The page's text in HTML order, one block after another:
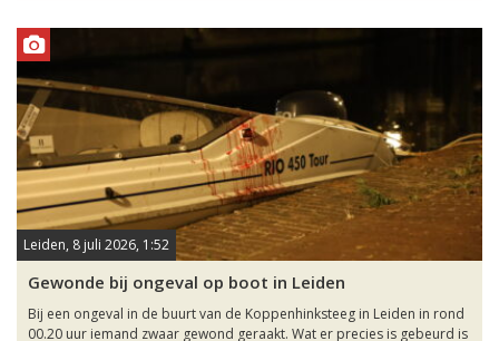
Leiden, 8 juli 2026, 1:52
Gewonde bij ongeval op boot in Leiden
Bij een ongeval in de buurt van de Koppenhinksteeg in Leiden in rond
00.20 uur iemand zwaar gewond geraakt. Wat er precies is gebeurd is